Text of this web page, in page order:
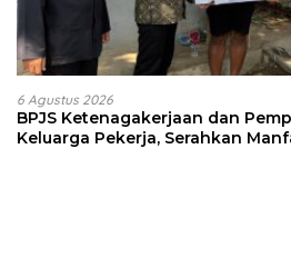
6 Agustus 2026
BPJS Ketenagakerjaan dan
Keluarga Pekerja, Serahkan